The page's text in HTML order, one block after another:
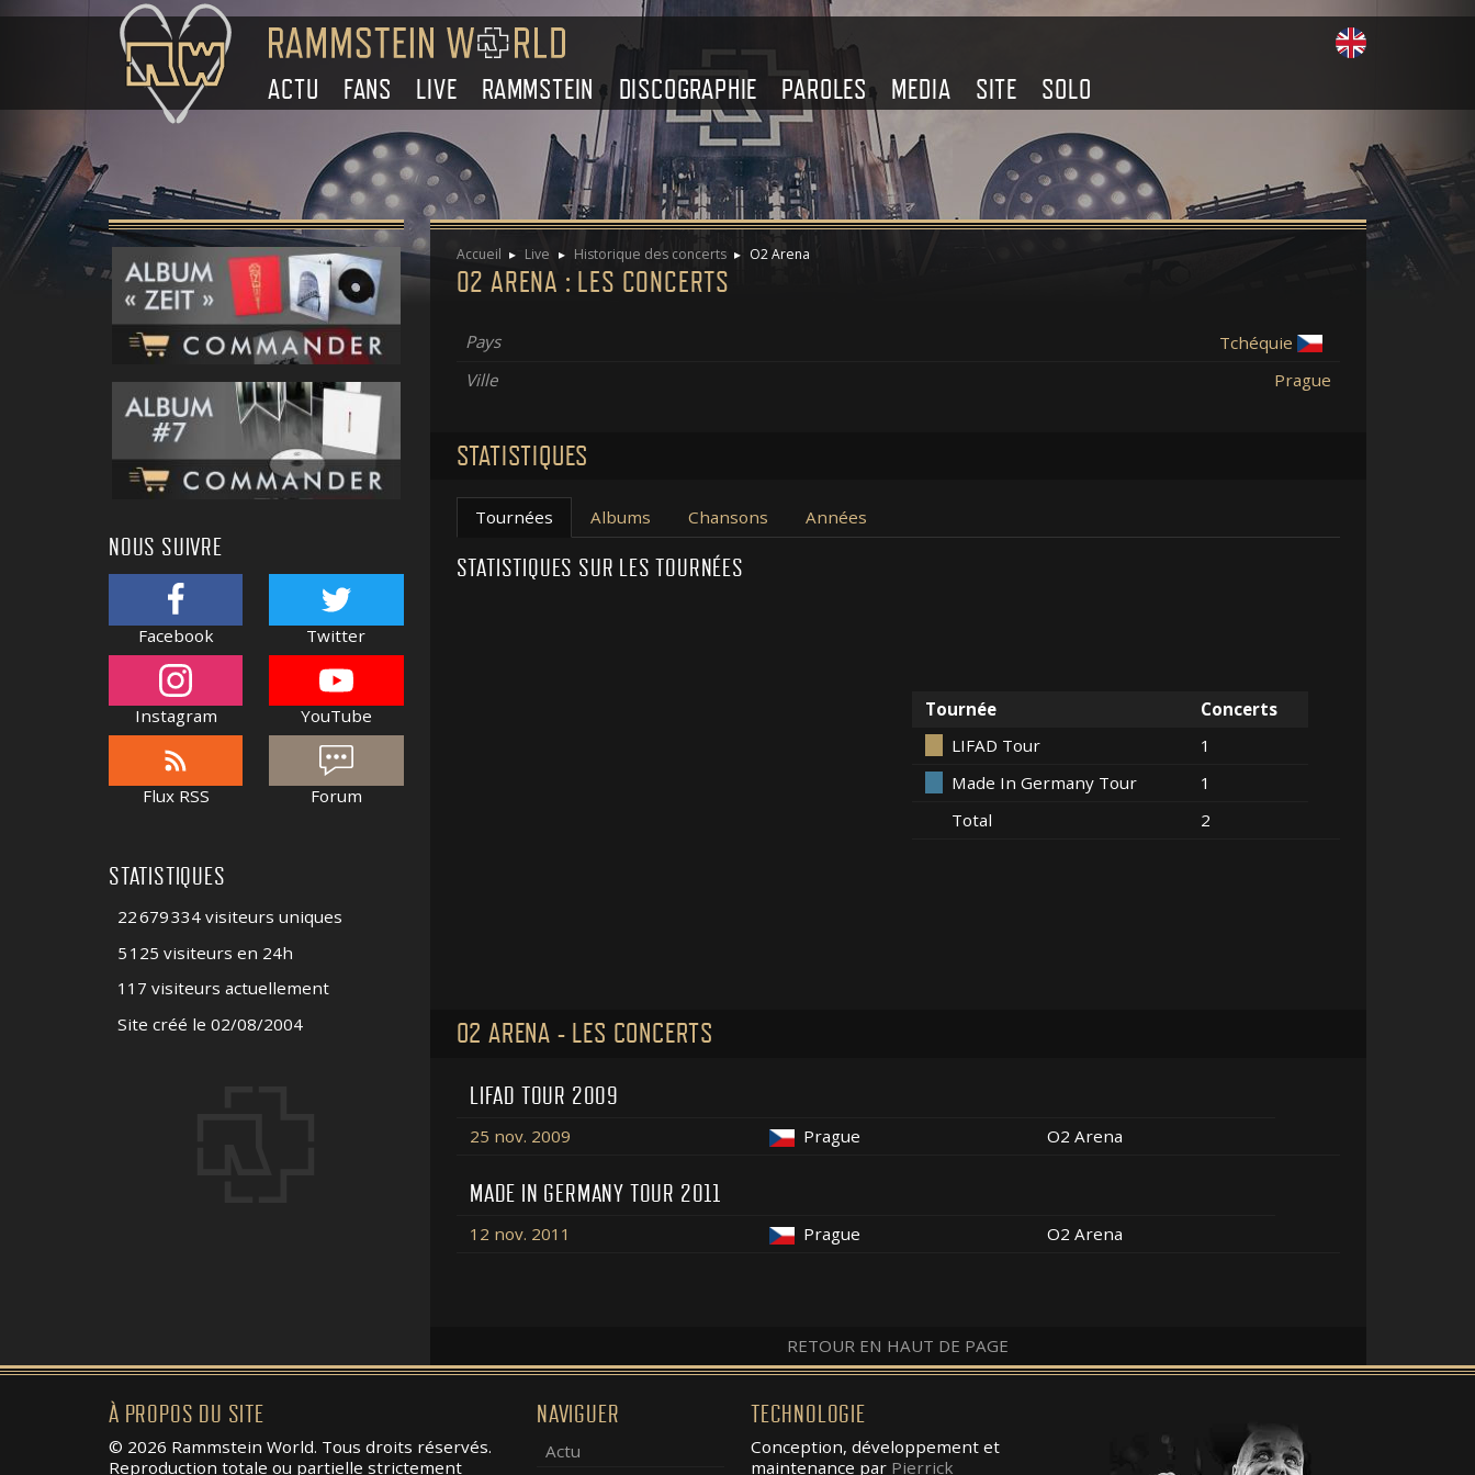
ACTU FANS LIVE RAMMSTEIN DISCOGRAPHIE PAROLES MEDIA SITE SOLO
Accueil Live Historique des concerts O2 Arena
O2 ARENA : LES CONCERTS
Pays
Tchéquie
Ville
Prague
STATISTIQUES
Tournées Albums Chansons Années
STATISTIQUES SUR LES TOURNÉES
Tournée
Concerts
LIFAD Tour
1
Made In Germany Tour
1
Total
2
O2 ARENA - LES CONCERTS
LIFAD TOUR 2009
25 nov. 2009 Prague O2 Arena
MADE IN GERMANY TOUR 2011
12 nov. 2011 Prague O2 Arena
RETOUR EN HAUT DE PAGE
NOUS SUIVRE
Facebook Twitter
Instagram YouTube
Flux RSS Forum
STATISTIQUES
22 679 334 visiteurs uniques
5 125 visiteurs en 24h
117 visiteurs actuellement
Site créé le 02/08/2004
À PROPOS DU SITE
© 2026 Rammstein World. Tous droits réservés.
Reproduction totale ou partielle strictement
NAVIGUER
Actu
TECHNOLOGIE
Conception, développement et
maintenance par Pierrick